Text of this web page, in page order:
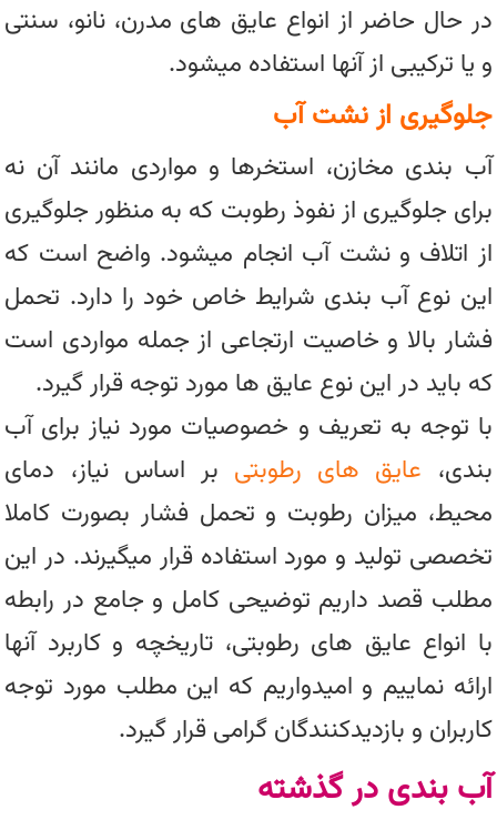
در حال حاضر از انواع عایق های مدرن، نانو، سنتی
و یا ترکیبی از آنها استفاده میشود.
جلوگیری از نشت آب
آب بندی مخازن، استخرها و مواردی مانند آن نه
برای جلوگیری از نفوذ رطوبت که به منظور جلوگیری
از اتلاف و نشت آب انجام میشود. واضح است که
این نوع آب بندی شرایط خاص خود را دارد. تحمل
فشار بالا و خاصیت ارتجاعی از جمله مواردی است
که باید در این نوع عایق ها مورد توجه قرار گیرد.
با توجه به تعریف و خصوصیات مورد نیاز برای آب
بندی، عایق های رطوبتی بر اساس نیاز، دمای
محیط، میزان رطوبت و تحمل فشار بصورت کاملا
تخصصی تولید و مورد استفاده قرار میگیرند. در این
مطلب قصد داریم توضیحی کامل و جامع در رابطه
با انواع عایق های رطوبتی، تاریخچه و کاربرد آنها
ارائه نماییم و امیدواریم که این مطلب مورد توجه
کاربران و بازدیدکنندگان گرامی قرار گیرد.
آب بندی در گذشته